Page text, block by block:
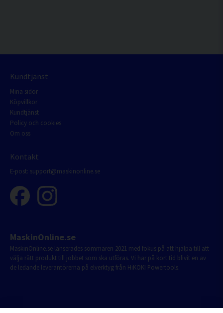
Kundtjänst
Mina sidor
Köpvillkor
Kundtjänst
Policy och cookies
Om oss
Kontakt
E-post: support@maskinonline.se
MaskinOnline.se
MaskinOnline.se lanserades sommaren 2021 med fokus på att hjälpa till att
välja rätt produkt till jobbet som ska utföras. Vi har på kort tid blivit en av
de ledande leverantörerna på elverktyg från HiKOKI Powertools.